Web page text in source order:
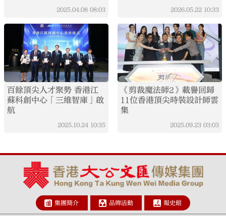
2025.04.08 08:03 2026.05.22 10:33
百餘頂尖人才聚勢 香港江
蘇科創中心「三維智庫」啟
航
2025.10.24 10:35
《剪裁魔法師2》載譽回歸
11位香港頂尖時裝設計師雲
集
2025.09.23 03:03
集團簡介 品牌活動 報史館